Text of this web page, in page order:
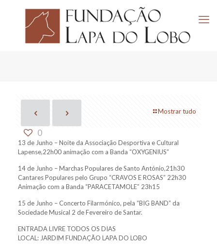
Mostrar tudo
0
13 de Junho – Noite da Associação Desportiva e Cultural
Lapense,22h00 animação com a Banda “OXYGENIUS”
14 de Junho – Marchas Populares de Santo António,21h30
Cantares Populares pelo Grupo “CRAVOS E ROSAS” 22h30
Animação com a Banda “PARACETAMOLE” 23h15
15 de Junho – Concerto Filarmónico, pela “BIG BAND” da
Sociedade Musical 2 de Fevereiro de Santar.
ENTRADA LIVRE TODOS OS DIAS
LOCAL: JARDIM FUNDAÇÃO LAPA DO LOBO